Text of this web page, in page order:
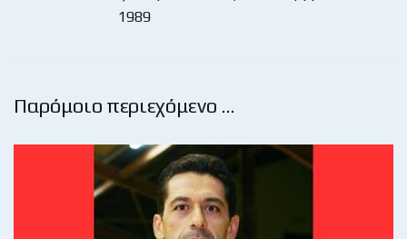
1989
Παρόμοιο περιεχόμενο …